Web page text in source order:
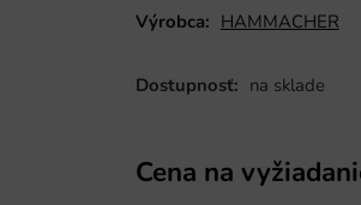
Výrobca: HAMMACHER
Dostupnosť: na sklade
Cena na